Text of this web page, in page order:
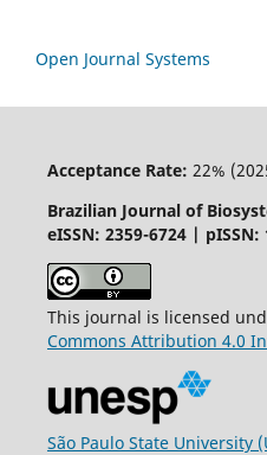
Open Journal Systems
Acceptance Rate: 22%
Brazilian Journal of
eISSN: 2359-6724 | pISSN:
This journal is licensed
Commons Attribution 4.0
São Paulo State University